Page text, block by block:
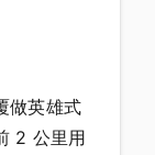
做英雄式
2 公里用